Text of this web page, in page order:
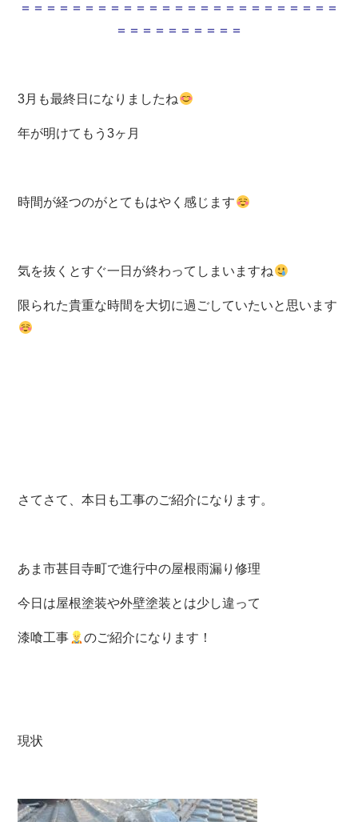
＝＝＝＝＝＝＝＝＝＝＝＝＝＝＝＝＝＝＝＝＝＝＝＝＝
＝＝＝＝＝＝＝＝＝＝
3月も最終日になりましたね
年が明けてもう3ヶ月
時間が経つのがとてもはやく感じます
気を抜くとすぐ一日が終わってしまいますね
限られた貴重な時間を大切に過ごしていたいと思います
さてさて、本日も工事のご紹介になります。
あま市甚目寺町で進行中の屋根雨漏り修理
今日は屋根塗装や外壁塗装とは少し違って
漆喰工事 のご紹介になります！
現状